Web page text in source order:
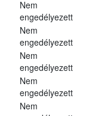
Nem
engedélyezett
Nem
engedélyezett
Nem
engedélyezett
Nem
engedélyezett
Nem